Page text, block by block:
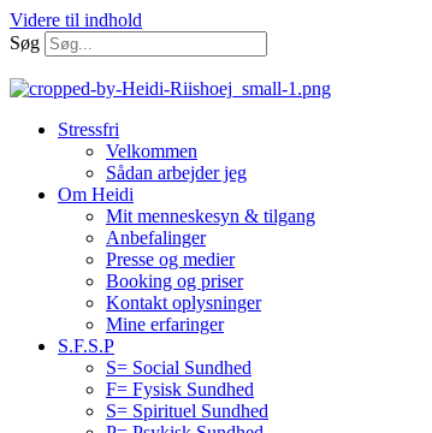
Videre til indhold
Søg
Stressfri
Velkommen
Sådan arbejder jeg
Om Heidi
Mit menneskesyn & tilgang
Anbefalinger
Presse og medier
Booking og priser
Kontakt oplysninger
Mine erfaringer
S.F.S.P
S= Social Sundhed
F= Fysisk Sundhed
S= Spirituel Sundhed